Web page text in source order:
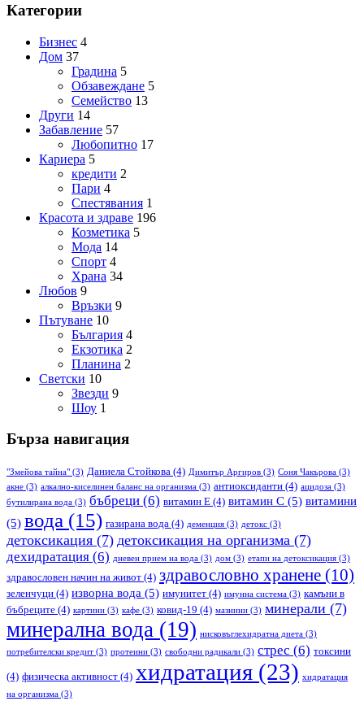
Категории
Бизнес 4
Дом 37
Градина 5
Обзавеждане 5
Семейство 13
Други 14
Забавление 57
Любопитно 17
Кариера 5
кредити 2
Пари 4
Спестявания 1
Красота и здраве 196
Козметика 5
Мода 14
Спорт 4
Храна 34
Любов 9
Връзки 9
Пътуване 10
България 4
Екзотика 2
Планина 2
Светски 10
Звезди 9
Шоу 1
Бърза навигация
"Змейова тайна" (3) Даниела Стойкова (4) Димитър Аргиров (3) Соня Чакърова (3)
акне (3) алкално-киселинен баланс на организма (3) антиоксиданти (4) ацидоза (3)
бутилирана вода (3) бъбреци (6) витамин Е (4) витамин С (5) витамини
(5) вода (15) газирана вода (4) деменция (3) детокс (3)
детоксикация (7) детоксикация на организма (7)
дехидратация (6) дневен прием на вода (3) дом (3) етапи на детоксикация (3)
здравословен начин на живот (4) здравословно хранене (10)
зеленчуци (4) изворна вода (5) имунитет (4) имунна система (3) камъни в
бъбреците (4) картини (3) кафе (3) ковид-19 (4) мазнини (3) минерали (7)
минерална вода (19) нисковъглехидратна диета (3)
потребителски кредит (3) протеини (3) свободни радикали (3) стрес (6) токсини
(4) физическа активност (4) хидратация (23) хидратация
на организма (3)